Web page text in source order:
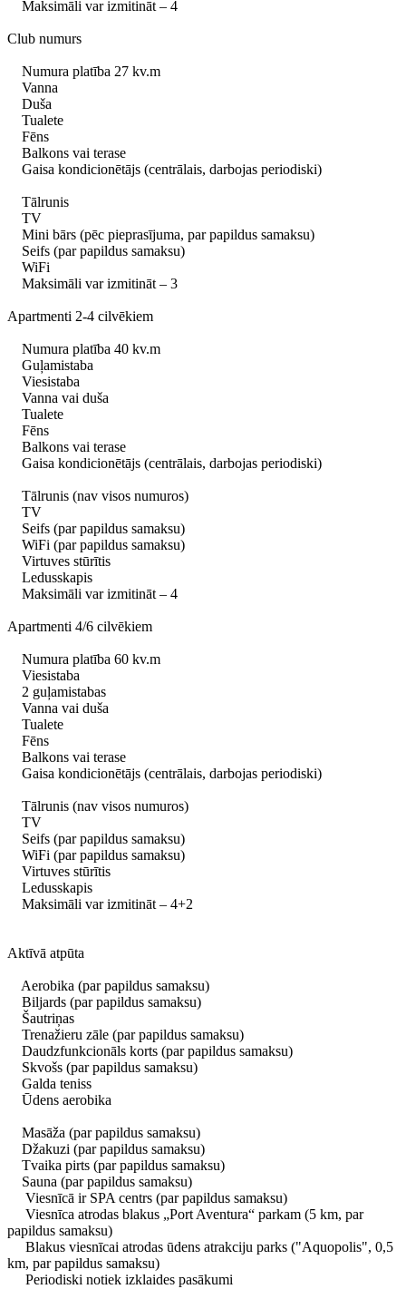
Maksimāli var izmitināt – 4
Club numurs
Numura platība 27 kv.m
Vanna
Duša
Tualete
Fēns
Balkons vai terase
Gaisa kondicionētājs (centrālais, darbojas periodiski)
Tālrunis
TV
Mini bārs (pēc pieprasījuma, par papildus samaksu)
Seifs (par papildus samaksu)
WiFi
Maksimāli var izmitināt – 3
Apartmenti 2-4 cilvēkiem
Numura platība 40 kv.m
Guļamistaba
Viesistaba
Vanna vai duša
Tualete
Fēns
Balkons vai terase
Gaisa kondicionētājs (centrālais, darbojas periodiski)
Tālrunis (nav visos numuros)
TV
Seifs (par papildus samaksu)
WiFi (par papildus samaksu)
Virtuves stūrītis
Ledusskapis
Maksimāli var izmitināt – 4
Apartmenti 4/6 cilvēkiem
Numura platība 60 kv.m
Viesistaba
2 guļamistabas
Vanna vai duša
Tualete
Fēns
Balkons vai terase
Gaisa kondicionētājs (centrālais, darbojas periodiski)
Tālrunis (nav visos numuros)
TV
Seifs (par papildus samaksu)
WiFi (par papildus samaksu)
Virtuves stūrītis
Ledusskapis
Maksimāli var izmitināt – 4+2
Aktīvā atpūta
Aerobika (par papildus samaksu)
Biljards (par papildus samaksu)
Šautriņas
Trenažieru zāle (par papildus samaksu)
Daudzfunkcionāls korts (par papildus samaksu)
Skvošs (par papildus samaksu)
Galda teniss
Ūdens aerobika
Masāža (par papildus samaksu)
Džakuzi (par papildus samaksu)
Tvaika pirts (par papildus samaksu)
Sauna (par papildus samaksu)
Viesnīcā ir SPA centrs (par papildus samaksu)
Viesnīca atrodas blakus „Port Aventura“ parkam (5 km, par
papildus samaksu)
Blakus viesnīcai atrodas ūdens atrakciju parks ("Aquopolis", 0,5
km, par papildus samaksu)
Periodiski notiek izklaides pasākumi